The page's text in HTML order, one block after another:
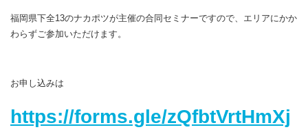
福岡県下全13のナカポツが主催の合同セミナーですので、エリアにかか
わらずご参加いただけます。
お申し込みは
https://forms.gle/zQfbtVrtHmXj